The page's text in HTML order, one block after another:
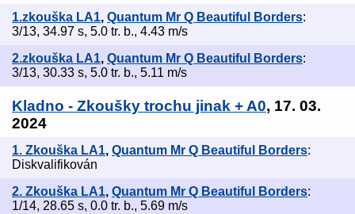
1.zkouška LA1, Quantum Mr Q Beautiful Borders:
3/13, 34.97 s, 5.0 tr. b., 4.43 m/s
2.zkouška LA1, Quantum Mr Q Beautiful Borders:
3/13, 30.33 s, 5.0 tr. b., 5.11 m/s
Kladno - Zkoušky trochu jinak + A0, 17. 03.
2024
1. Zkouška LA1, Quantum Mr Q Beautiful Borders:
Diskvalifikován
2. Zkouška LA1, Quantum Mr Q Beautiful Borders:
1/14, 28.65 s, 0.0 tr. b., 5.69 m/s